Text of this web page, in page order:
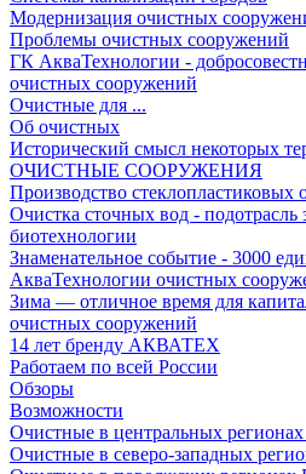
Модернизация очистных
Проблемы очистных сооружений
ГК АкваТехнологии -
очистных сооружений
Очистные для ...
Об очистных
Исторический смысл некоторых
ОЧИСТНЫЕ СООРУЖЕНИЯ
Производство стеклопластиковых
Очистка сточных вод - подотрасль
биотехнологии
Знаменательное событие - 3000
АкваТехнологии очистных
Зима — отличное время для
очистных сооружений
14 лет бренду АКВАТЕХ
Работаем по всей России
Обзоры
Возможности
Очистные в центральных
Очистные в северо-западных